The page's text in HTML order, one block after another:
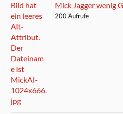
Mick Jagger wenig
200 Aufrufe